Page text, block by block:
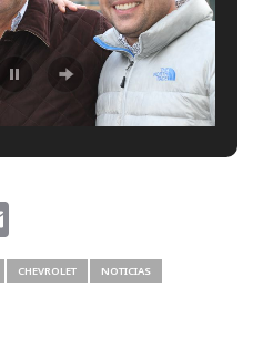
Email
CHEVROLET NOTICIAS